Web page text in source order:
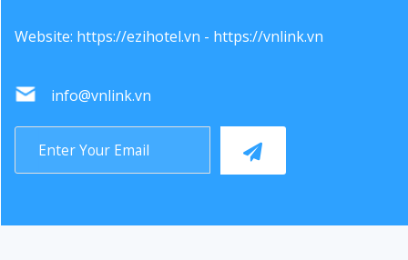
Website: https://ezihotel.vn - https://vnlink.vn
info@vnlink.vn